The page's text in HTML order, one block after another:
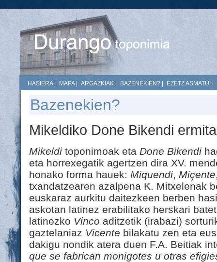
HASIERA| MAPA| ARGAZKIAK BAZENEKIEN? EZETZ ASMATU!
Bazenekien?
Mikeldiko Done Bikendi ermita
Mikeldi toponimoak eta Done Bikendi
eta horrexegatik agertzen dira XV.
honako forma hauek: Miquendi, Miçente
txandatzearen azalpena K. Mitxelenak
euskaraz aurkitu daitezkeen berben
askotan latinez erabilitako herskari
latinezko Vinco aditzetik (irabazi)
gaztelaniaz Vicente bilakatu zen eta
dakigu nondik atera duen F.A. Beitiak
que se fabrican monigotes u otras